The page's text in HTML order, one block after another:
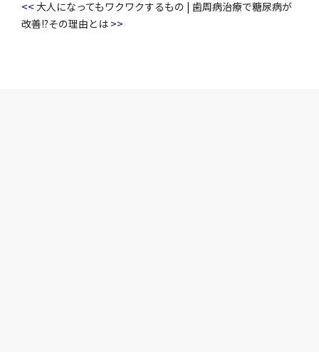
<< 大人になってもワクワクするもの | 歯周病治療で糖尿病が
改善!?その理由とは >>